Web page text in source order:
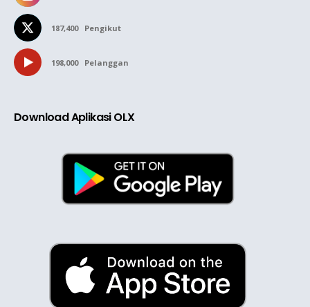
187,400 Pengikut
198,000 Pelanggan
Download Aplikasi OLX